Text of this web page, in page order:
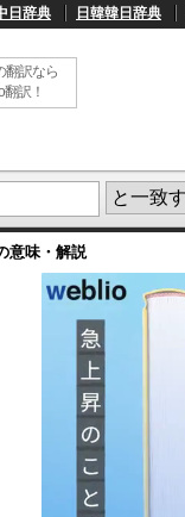
日辞典 日韓韓日辞典
翻訳なら
翻訳！
意味・解説